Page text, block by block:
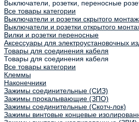
Выключатели, розетки, переносные
Все товары категории
Выключатели и розетки скрытого
Выключатели и розетки открытого
Вилки и розетки переносные
Аксессуары для электроустановочных
Товары для соединения кабеля
Товары для соединения кабеля
Все товары категории
Клеммы
Наконечники
Зажимы соединительные (СИЗ)
Зажимы прокалывающие (ЗПО)
Зажимы соединительные (Скотч-лок)
Зажимы винтовые концевые